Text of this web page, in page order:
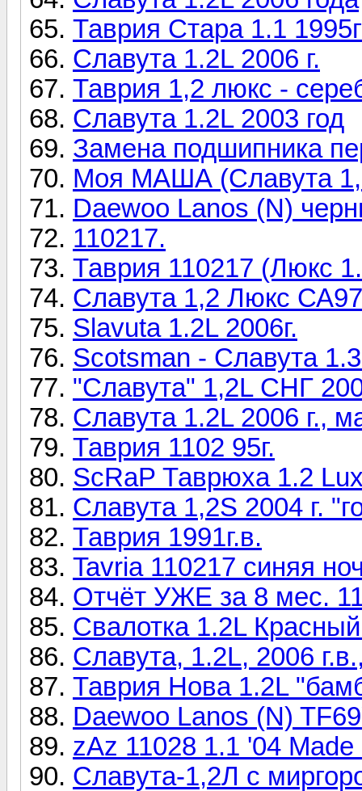
Таврия Стара 1.1 1995г
Славута 1.2L 2006 г.
Таврия 1,2 люкс -
Славута 1.2L 2003 год
Замена подшипника
Моя МАША (Славута
Daewoo Lanos (N)
110217.
Таврия 110217 (Люкс
Славута 1,2 Люкс
Slavuta 1.2L 2006г.
Scotsman - Славута
"Славута" 1,2L СНГ
Славута 1.2L 2006 г.,
Таврия 1102 95г.
ScRaP Таврюха 1.2
Славута 1,2S 2004 г.
Таврия 1991г.в.
Tavria 110217 синяя
Отчёт УЖЕ за 8 мес.
Свалотка 1.2L
Славута, 1.2L, 2006
Таврия Нова 1.2L
Daewoo Lanos (N)
zAz 11028 1.1 '04
Славута-1,2Л с